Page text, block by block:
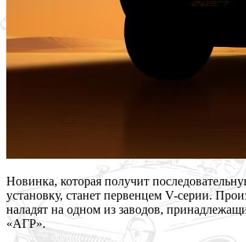
Новинка, которая получит
установку, станет первенцем V-серии.
наладят на одном из заводов,
«АГР».